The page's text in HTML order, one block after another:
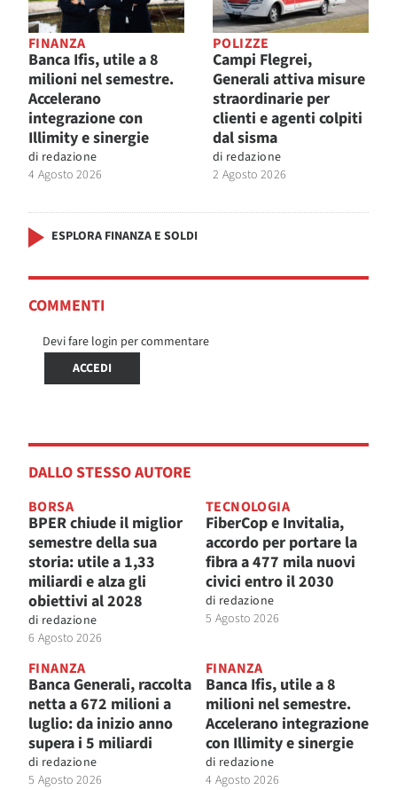
FINANZA
Banca Ifis, utile a 8
milioni nel semestre.
Accelerano
integrazione con
Illimity e sinergie
di redazione
4 Agosto 2026
POLIZZE
Campi Flegrei,
Generali attiva misure
straordinarie per
clienti e agenti colpiti
dal sisma
di redazione
2 Agosto 2026
ESPLORA FINANZA E SOLDI
COMMENTI
Devi fare login per commentare
ACCEDI
DALLO STESSO AUTORE
BORSA
BPER chiude il miglior
semestre della sua
storia: utile a 1,33
miliardi e alza gli
obiettivi al 2028
di redazione
6 Agosto 2026
TECNOLOGIA
FiberCop e Invitalia,
accordo per portare la
fibra a 477 mila nuovi
civici entro il 2030
di redazione
5 Agosto 2026
FINANZA
Banca Generali, raccolta
netta a 672 milioni a
luglio: da inizio anno
supera i 5 miliardi
di redazione
5 Agosto 2026
FINANZA
Banca Ifis, utile a 8
milioni nel semestre.
Accelerano integrazione
con Illimity e sinergie
di redazione
4 Agosto 2026